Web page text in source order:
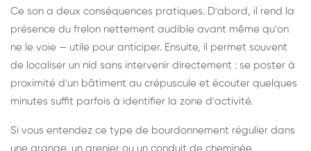
Ce son a deux conséquences pratiques. D'abord, il rend la
présence du frelon nettement audible avant même qu'on
ne le voie — utile pour anticiper. Ensuite, il permet souvent
de localiser un nid sans intervenir directement : se poster à
proximité d'un bâtiment au crépuscule et écouter quelques
minutes suffit parfois à identifier la zone d'activité.
Si vous entendez ce type de bourdonnement régulier dans
une grange, un grenier ou un conduit de cheminée,